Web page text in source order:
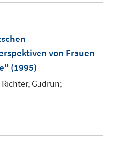
F
n
s
t
von Frauen
(1995)
Richter, Gudrun;